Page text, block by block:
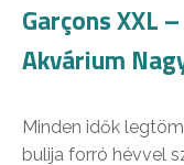
Garçons XXL
Akvárium
Minden idők
bulija forró hévvel